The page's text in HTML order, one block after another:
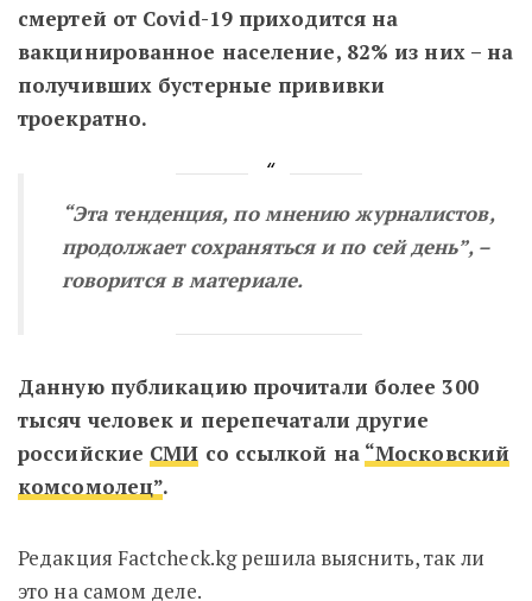
смертей от Covid-19 приходится на
вакцинированное население, 82% из них – на
получивших бустерные прививки
троекратно.
“Эта тенденция, по мнению журналистов,
продолжает сохраняться и по сей день”, –
говорится в материале.
Данную публикацию прочитали более 300
тысяч человек и перепечатали другие
российские СМИ со ссылкой на “Московский
комсомолец”.
Редакция Factcheck.kg решила выяснить, так ли
это на самом деле.